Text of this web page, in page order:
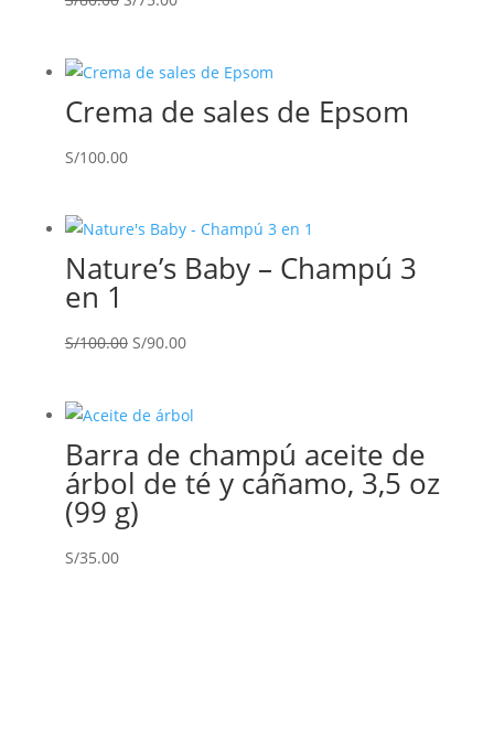
era:
S/80.00.
es:
S/75.00.
Crema de sales de Epsom
S/100.00
Nature’s Baby – Champú 3
en 1
S/100.00 El
era:
S/100.00.
S/90.00El
es:
S/90.00.
Barra de champú aceite de
árbol de té y cáñamo, 3,5 oz
(99 g)
S/35.00